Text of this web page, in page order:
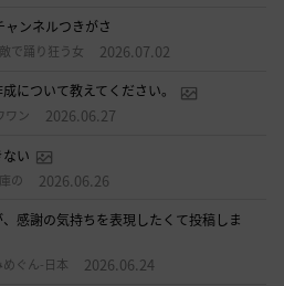
ャンネルつきがさ
で踊り狂う女 2026.07.02
について教えてください。
ワン 2026.06.27
い
の 2026.06.26
感謝の気持ちを表現したくて投稿しま
めぐん-日本 2026.06.24